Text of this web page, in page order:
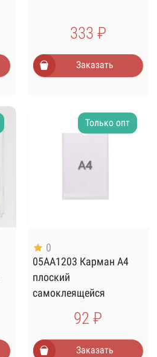
333 ₽
Заказать
Только опт
0
05AA1203 Карман А4
плоский
самоклеящейся
92 ₽
Заказать